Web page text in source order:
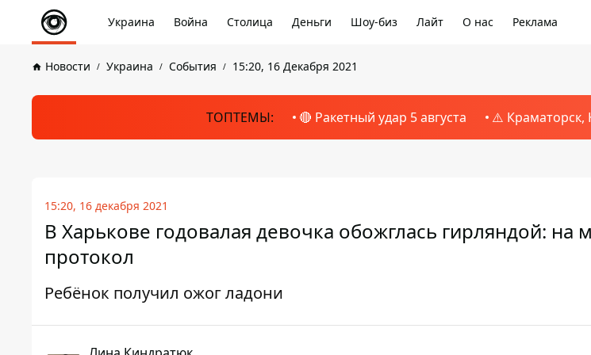
Украина Война Столица Деньги Шоу-биз Лайт О нас Реклама
Новости Украина События 15:20, 16 Декабря 2021
ТОПТЕМЫ: 🔴 Ракетный удар 5 августа ⚠️ Краматорск,
15:20, 16 декабря 2021
В Харькове годовалая девочка обожглась гирляндой: на
протокол
Ребёнок получил ожог ладони